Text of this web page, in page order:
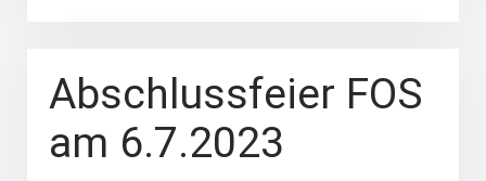
Abschlussfeier FOS
am 6.7.2023